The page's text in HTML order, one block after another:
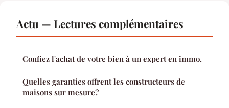
Actu — Lectures complémentaires
Confiez l'achat de votre bien à un expert en immo.
Quelles garanties offrent les constructeurs de
maisons sur mesure?